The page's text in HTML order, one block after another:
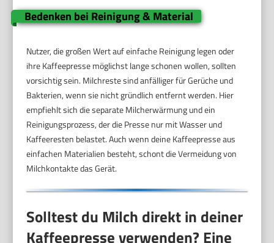
Bedenken bei Reinigung & Material
Nutzer, die großen Wert auf einfache Reinigung legen oder
ihre Kaffeepresse möglichst lange schonen wollen, sollten
vorsichtig sein. Milchreste sind anfälliger für Gerüche und
Bakterien, wenn sie nicht gründlich entfernt werden. Hier
empfiehlt sich die separate Milcherwärmung und ein
Reinigungsprozess, der die Presse nur mit Wasser und
Kaffeeresten belastet. Auch wenn deine Kaffeepresse aus
einfachen Materialien besteht, schont die Vermeidung von
Milchkontakte das Gerät.
Solltest du Milch direkt in deiner
Kaffeepresse verwenden? Eine